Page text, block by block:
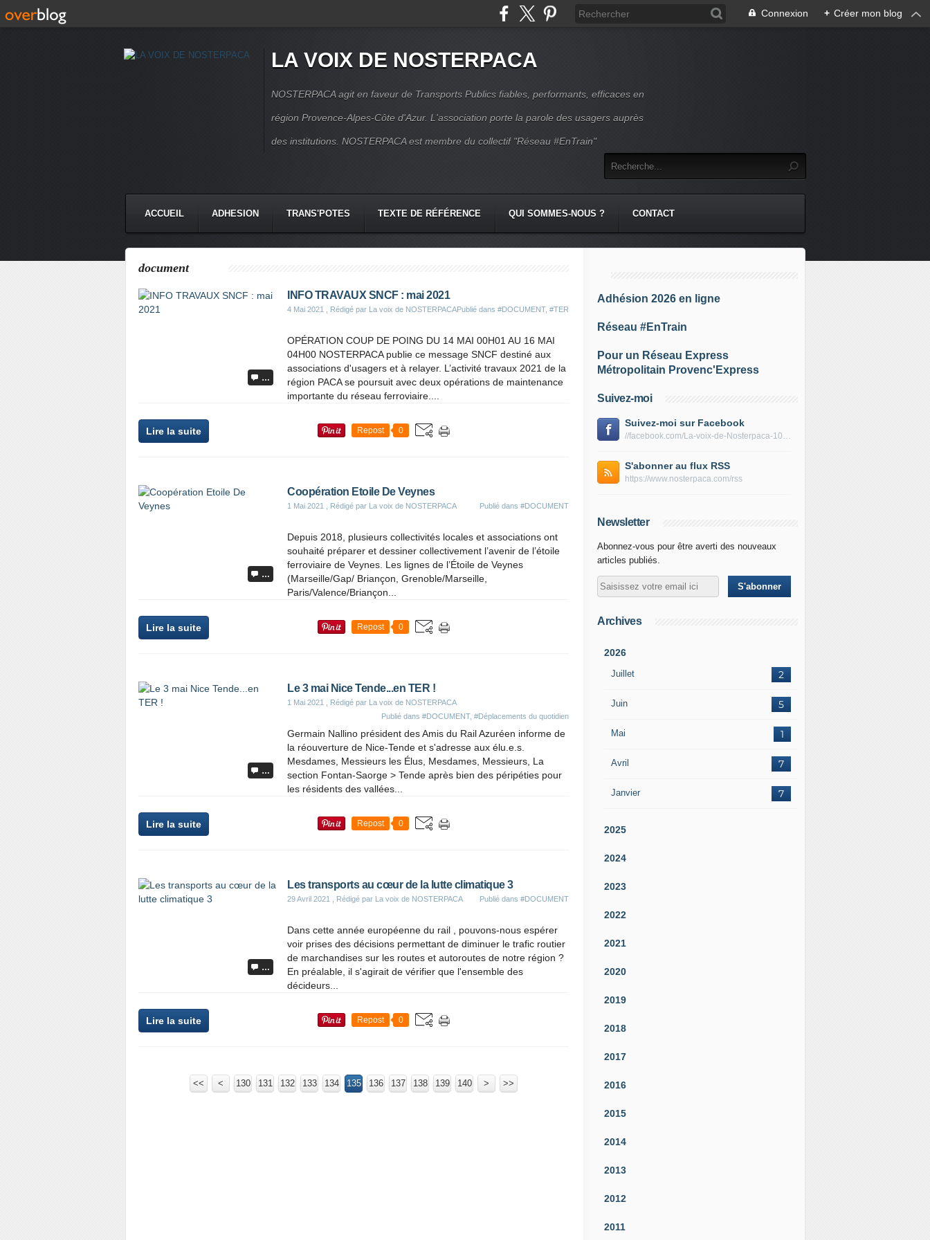
Connexion + Créer mon blog
LA VOIX DE NOSTERPACA
NOSTERPACA agit en faveur de Transports Publics fiables, performants, efficaces en
région Provence-Alpes-Côte d'Azur. L'association porte la parole des usagers auprès
des institutions. NOSTERPACA est membre du collectif "Réseau #EnTrain"
ACCUEIL ADHESION TRANS'POTES TEXTE DE RÉFÉRENCE QUI SOMMES-NOUS ? CONTACT
document
…
INFO TRAVAUX SNCF : mai 2021
4 Mai 2021 , Rédigé par La voix de NOSTERPACAPublié dans #DOCUMENT, #TER
OPÉRATION COUP DE POING DU 14 MAI 00H01 AU 16 MAI
04H00 NOSTERPACA publie ce message SNCF destiné aux
associations d'usagers et à relayer. L’activité travaux 2021 de la
région PACA se poursuit avec deux opérations de maintenance
importante du réseau ferroviaire....
Lire la suite Repost 0
…
Coopération Etoile De Veynes
1 Mai 2021 , Rédigé par La voix de NOSTERPACA Publié dans #DOCUMENT
Depuis 2018, plusieurs collectivités locales et associations ont
souhaité préparer et dessiner collectivement l’avenir de l’étoile
ferroviaire de Veynes. Les lignes de l’Étoile de Veynes
(Marseille/Gap/ Briançon, Grenoble/Marseille,
Paris/Valence/Briançon...
Lire la suite Repost 0
…
Le 3 mai Nice Tende...en TER !
1 Mai 2021
, Rédigé par La voix de NOSTERPACA
Publié dans #DOCUMENT, #Déplacements du quotidien
Germain Nallino président des Amis du Rail Azuréen informe de
la réouverture de Nice-Tende et s'adresse aux élu.e.s.
Mesdames, Messieurs les Élus, Mesdames, Messieurs, La
section Fontan-Saorge > Tende après bien des péripéties pour
les résidents des vallées...
Lire la suite Repost 0
…
Les transports au cœur de la lutte climatique 3
29 Avril 2021 , Rédigé par La voix de NOSTERPACA Publié dans #DOCUMENT
Dans cette année européenne du rail , pouvons-nous espérer
voir prises des décisions permettant de diminuer le trafic routier
de marchandises sur les routes et autoroutes de notre région ?
En préalable, il s'agirait de vérifier que l'ensemble des
décideurs...
Lire la suite Repost 0
<< < 100
110
120
130 131 132 133 134 135 136 137 138 139 140 150
160
170
180
190
200
300
400
500
600
> >>
Adhésion 2026 en ligne
Réseau #EnTrain
Pour un Réseau Express
Métropolitain Provenc'Express
Suivez-moi
Suivez-moi sur Facebook
//facebook.com/La-voix-de-Nosterpaca-106434384284735
S'abonner au flux RSS
https://www.nosterpaca.com/rss
Newsletter
Abonnez-vous pour être averti des nouveaux
articles publiés.
Archives
2026
Juillet 2
Juin 5
Mai 1
Avril 7
Janvier 7
2025
2024
2023
2022
2021
2020
2019
2018
2017
2016
2015
2014
2013
2012
2011